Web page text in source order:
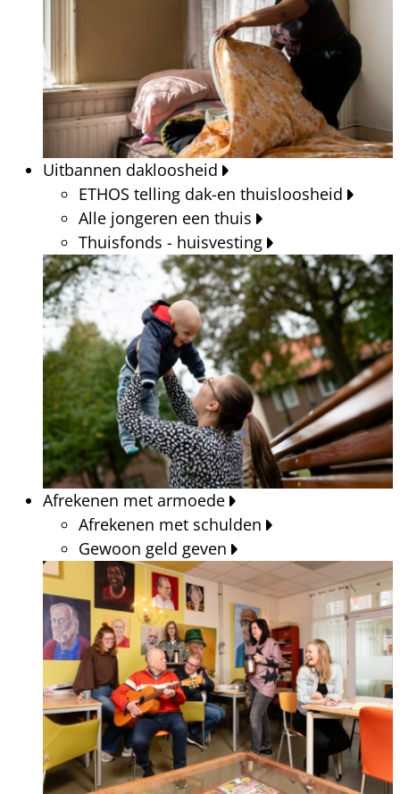
Uitbannen dakloosheid
ETHOS telling dak-en thuisloosheid
Alle jongeren een thuis
Thuisfonds - huisvesting
Afrekenen met armoede
Afrekenen met schulden
Gewoon geld geven